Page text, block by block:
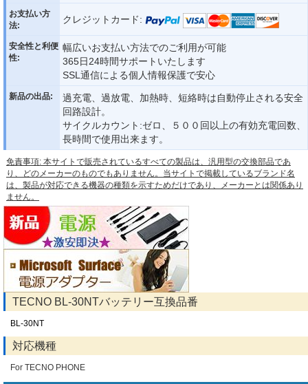
お支払い方
法:
クレジットカード:
安全性と利便
性:
幅広いお支払い方法でのご利用が可能
365日24時間サポートいたします
SSL通信による個人情報保護で安心
新品の出品:
過充電、過放電、加熱時、短絡時は自動停止される安全
回路設計。
サイクルカウント:ゼロ、５００回以上の有効充電回数、
長時間で使用出来ます。
免責事項: 本サイトで販売されているすべての製品は、汎用型の交換部品であ
り、どのメーカーのものでもありません。当サイトで掲載しているブランド名
は、製品が対応できる機器の種類を示すためだけであり、メーカーとは関係あり
ません。
TECNO BL-30NTバッテリー互換品番
BL-30NT
対応機種
For TECNO PHONE